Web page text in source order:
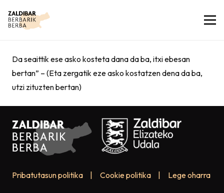
Da seaittik ese asko kosteta dana da ba, itxi ebesan
bertan” – (Eta zergatik eze asko kostatzen dena da ba,
utzi zituzten bertan)
Pribatutasun politika Cookie politika Lege oharra